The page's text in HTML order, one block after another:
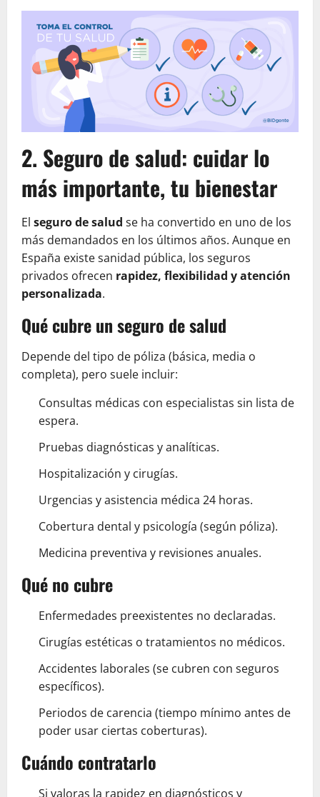
2. Seguro de salud: cuidar lo
más importante, tu bienestar
El seguro de salud se ha convertido en uno de los
más demandados en los últimos años. Aunque en
España existe sanidad pública, los seguros
privados ofrecen rapidez, flexibilidad y atención
personalizada.
Qué cubre un seguro de salud
Depende del tipo de póliza (básica, media o
completa), pero suele incluir:
Consultas médicas con especialistas sin lista de
espera.
Pruebas diagnósticas y analíticas.
Hospitalización y cirugías.
Urgencias y asistencia médica 24 horas.
Cobertura dental y psicología (según póliza).
Medicina preventiva y revisiones anuales.
Qué no cubre
Enfermedades preexistentes no declaradas.
Cirugías estéticas o tratamientos no médicos.
Accidentes laborales (se cubren con seguros
específicos).
Periodos de carencia (tiempo mínimo antes de
poder usar ciertas coberturas).
Cuándo contratarlo
Si valoras la rapidez en diagnósticos y